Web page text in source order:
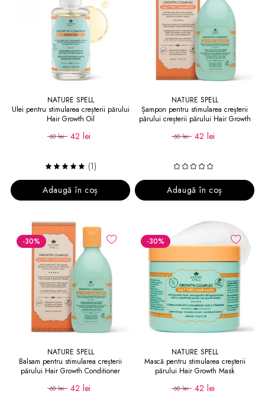
NATURE SPELL
Ulei pentru stimularea creșterii părului
Hair Growth Oil
60 lei 42 lei
(1)
Adaugă în coș
NATURE SPELL
Șampon pentru stimularea creșterii
părului creșterii părului Hair Growth
60 lei 42 lei
Adaugă în coș
-30%
NATURE SPELL
Balsam pentru stimularea creșterii
părului Hair Growth Conditioner
60 lei 42 lei
-30%
NATURE SPELL
Mască pentru stimularea creșterii
părului Hair Growth Mask
60 lei 42 lei